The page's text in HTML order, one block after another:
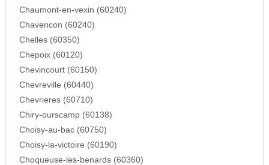
Chaumont-en-vexin (60240)
Chavencon (60240)
Chelles (60350)
Chepoix (60120)
Chevincourt (60150)
Chevreville (60440)
Chevrieres (60710)
Chiry-ourscamp (60138)
Choisy-au-bac (60750)
Choisy-la-victoire (60190)
Choqueuse-les-benards (60360)